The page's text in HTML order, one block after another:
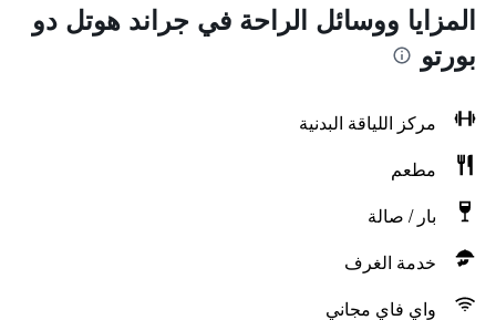
المزايا ووسائل الراحة في جراند هوتل دو
بورتو
مركز اللياقة البدنية
مطعم
بار / صالة
خدمة الغرف
واي فاي مجاني